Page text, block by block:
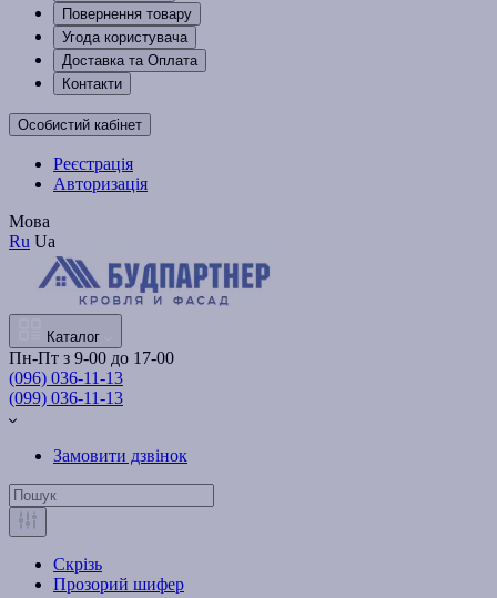
Повернення товару
Угода користувача
Доставка та Оплата
Контакти
Особистий кабінет
Реєстрація
Авторизація
Мова
Ru Ua
Каталог
Пн-Пт з 9-00 до 17-00
(096) 036-11-13
(099) 036-11-13
Замовити дзвінок
Скрізь
Прозорий шифер